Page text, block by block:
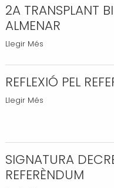
-
2A TRANSPLANT
ALMENAR
2A
ALMENAR
-
Llegir Més
REFLEXIÓ PEL
REFLEXIÓ
-
Llegir Més
SIGNATURA
REFERÈNDUM